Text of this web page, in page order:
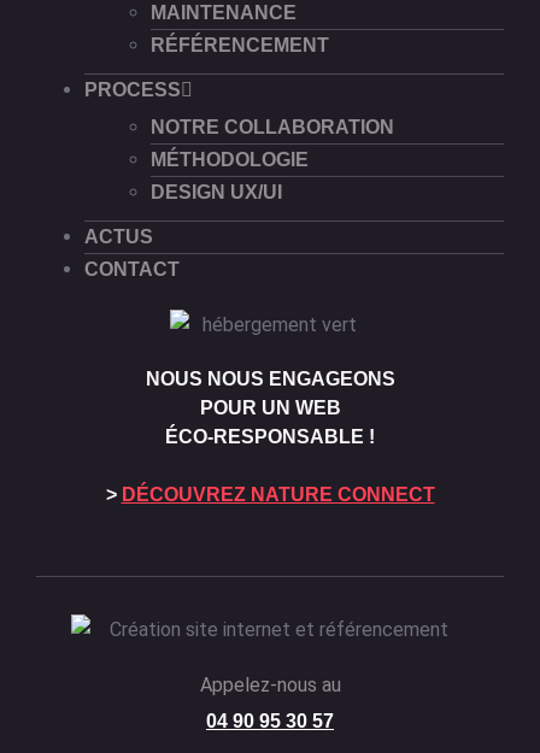
MAINTENANCE
RÉFÉRENCEMENT
PROCESS
NOTRE COLLABORATION
MÉTHODOLOGIE
DESIGN UX/UI
ACTUS
CONTACT
NOUS NOUS ENGAGEONS
POUR UN WEB
ÉCO-RESPONSABLE !
> DÉCOUVREZ NATURE CONNECT
Appelez-nous au
04 90 95 30 57